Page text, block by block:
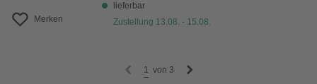
Merken
lieferbar
Zustellung 13.08. - 15.08.
1 von 3